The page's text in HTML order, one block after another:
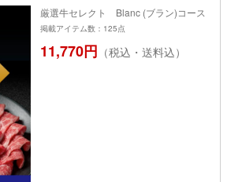
厳選牛セレクト Blanc (ブラン)コース
掲載アイテム数：125点
11,770円 （税込・送料込）